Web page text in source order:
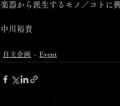
楽器から派生するモノ／コトに
中川裕貴
自主企画 Event